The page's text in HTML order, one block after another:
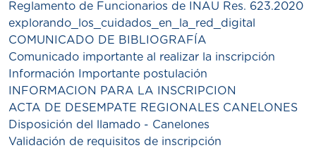
Reglamento de Funcionarios de INAU Res. 623.2020
explorando_los_cuidados_en_la_red_digital
COMUNICADO DE BIBLIOGRAFÍA
Comunicado importante al realizar la inscripción
Información Importante postulación
INFORMACION PARA LA INSCRIPCION
ACTA DE DESEMPATE REGIONALES CANELONES
Disposición del llamado - Canelones
Validación de requisitos de inscripción